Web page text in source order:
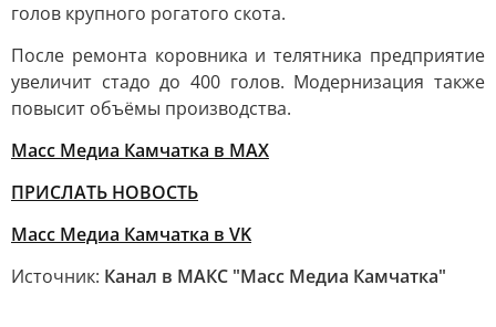
голов крупного рогатого скота.
После ремонта коровника и телятника предприятие
увеличит стадо до 400 голов. Модернизация также
повысит объёмы производства.
Масс Медиа Камчатка в MAX
ПРИСЛАТЬ НОВОСТЬ
Масс Медиа Камчатка в VK
Источник: Канал в МАКС "Масс Медиа Камчатка"